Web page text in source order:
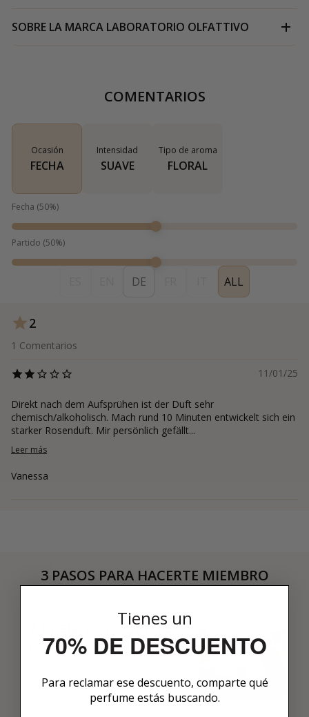
SOBRE LA MARCA LABORATORIO OLFATTIVO
COMENTARIOS
Ocasión
FECHA
Intensidad
SUAVE
Tipo de aroma
FLORAL
Fecha (50%)
Partido (50%)
DE ALL
2
1 Comentarios
11/01/25
Direkt nach dem Aufsprühen ist der Duft sehr
chemisch/alkoholisch. Mach rund 10 Minuten entwickelt sich ein
starker Rosenduft. Mir persönlich gefällt...
Leer más
Vanessa
3 PASOS PARA HACERTE MIEMBRO
01
ENCUENTRA LO QUE TE
GUSTA
Tienes un
70% DE DESCUENTO
Para reclamar ese descuento, comparte qué
perfume estás buscando.